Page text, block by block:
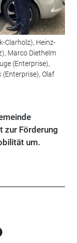
Clarholz), Heinz-
Marco Diethelm
(Enterprise),
(Enterprise), Olaf
zur Förderung
um.